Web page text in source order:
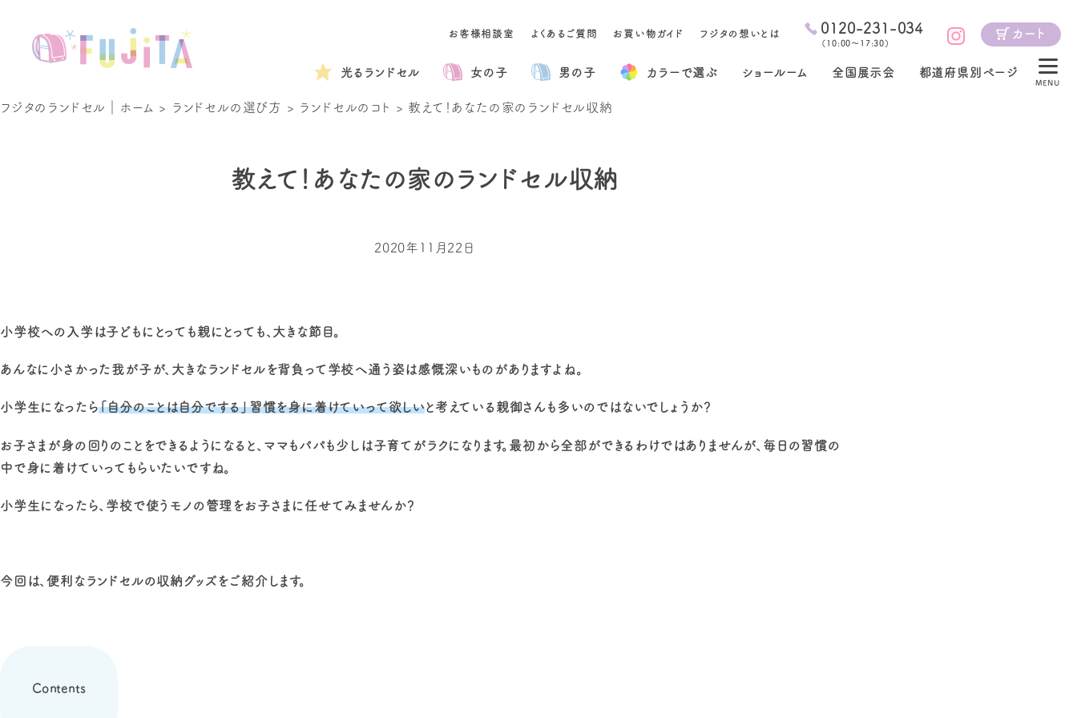
お客様相談室 よくあるご質問 お買い物ガイド フジタの想いとは 0120-231-034
（ 10:00～17:30 ）
カート
光るランドセル 女の子 男の子 カラー で選ぶ ショールーム 全国展示会 都道府県別ページ
MENU
フジタのランドセル｜ホーム > ランドセルの選び方 > ランドセルのコト > 教えて！あなたの家のランドセル収納
教えて！あなたの家のランドセル収納
2020年11月22日
小学校への入学は子どもにとっても親にとっても、大きな節目。
あんなに小さかった我が子が、大きなランドセルを背負って学校へ通う姿は感慨深いものがありますよね。
小学生になったら「自分のことは自分でする」習慣を身に着けていって欲しいと考えている親御さんも多いのではないでしょうか？
お子さまが身の回りのことをできるようになると、ママもパパも少しは子育てがラクになります。最初から全部ができるわけではありませんが、毎日の習慣の
中で身に着けていってもらいたいですね。
小学生になったら、学校で使うモノの管理をお子さまに任せてみませんか？
今回は、便利なランドセルの収納グッズをご紹介します。
Contents